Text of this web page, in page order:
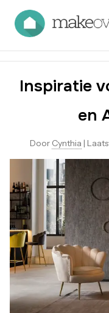
Inspiratie
en
Door Cynthia |